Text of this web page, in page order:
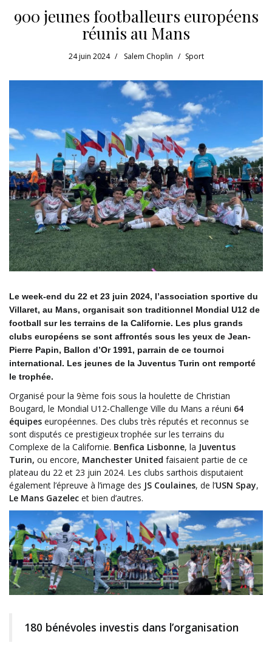
900 jeunes footballeurs européens
réunis au Mans
24 juin 2024 Salem Choplin Sport
Le week-end du 22 et 23 juin 2024, l’association sportive du
Villaret, au Mans, organisait son traditionnel Mondial U12 de
football sur les terrains de la Californie. Les plus grands
clubs européens se sont affrontés sous les yeux de Jean-
Pierre Papin, Ballon d’Or 1991, parrain de ce tournoi
international. Les jeunes de la Juventus Turin ont remporté
le trophée.
Organisé pour la 9ème fois sous la houlette de Christian
Bougard, le Mondial U12-Challenge Ville du Mans a réuni 64
équipes européennes. Des clubs très réputés et reconnus se
sont disputés ce prestigieux trophée sur les terrains du
Complexe de la Californie. Benfica Lisbonne, la Juventus
Turin, ou encore, Manchester United faisaient partie de ce
plateau du 22 et 23 juin 2024. Les clubs sarthois disputaient
également l’épreuve à l’image des JS Coulaines, de l’USN Spay,
Le Mans Gazelec et bien d’autres.
180 bénévoles investis dans l’organisation